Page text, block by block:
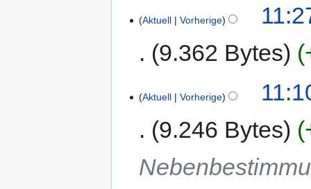
Aktuell Vorherige
9.362 Bytes
Aktuell Vorherige
9.246 Bytes